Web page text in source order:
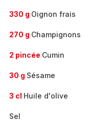
330 g Oignon frais
270 g Champignons
2 pincée Cumin
30 g Sésame
3 cl Huile d'olive
Sel